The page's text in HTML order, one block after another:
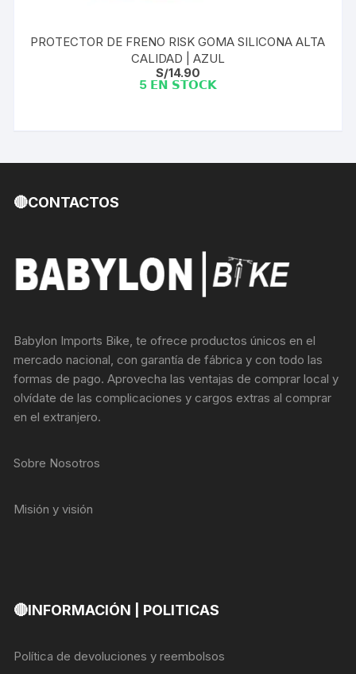
PROTECTOR DE FRENO RISK GOMA SILICONA ALTA
CALIDAD | AZUL
S/14.90
5 𝗘𝗡 𝗦𝗧𝗢𝗖𝗞
🔴CONTACTOS
Babylon Imports Bike, te ofrece productos únicos en el
mercado nacional, con garantía de fábrica y con todo las
formas de pago. Aprovecha las ventajas de comprar local y
olvídate de las complicaciones y cargos extras al comprar
en el extranjero.
Sobre Nosotros
Misión y visión
🔴INFORMACIÓN | POLITICAS
Política de devoluciones y reembolsos